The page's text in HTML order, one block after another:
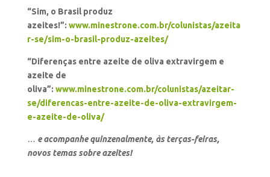
“Sim, o Brasil produz
azeites!”: www.minestrone.com.br/colunistas/azeita
r-se/sim-o-brasil-produz-azeites/
“Diferenças entre azeite de oliva extravirgem e
azeite de
oliva”: www.minestrone.com.br/colunistas/azeitar-
se/diferencas-entre-azeite-de-oliva-extravirgem-
e-azeite-de-oliva/
… e acompanhe quinzenalmente, às terças-feiras,
novos temas sobre azeites!